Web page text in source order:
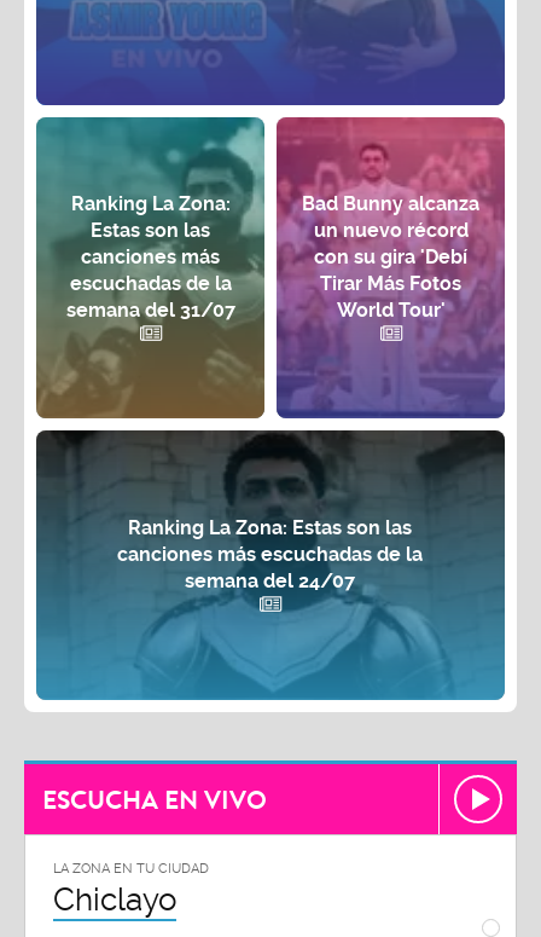
Ranking La Zona:
Estas son las
canciones más
escuchadas de la
semana del 31/07
Bad Bunny alcanza
un nuevo récord
con su gira 'Debí
Tirar Más Fotos
World Tour'
Ranking La Zona: Estas son las
canciones más escuchadas de la
semana del 24/07
ESCUCHA EN VIVO
LA ZONA EN TU CIUDAD
Chiclayo